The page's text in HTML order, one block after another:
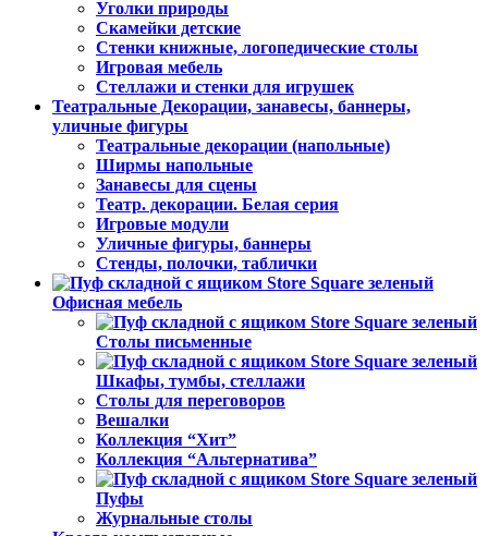
Уголки природы
Скамейки детские
Стенки книжные, логопедические столы
Игровая мебель
Стеллажи и стенки для игрушек
Театральные Декорации, занавесы, баннеры,
уличные фигуры
Театральные декорации (напольные)
Ширмы напольные
Занавесы для сцены
Театр. декорации. Белая серия
Игровые модули
Уличные фигуры, баннеры
Стенды, полочки, таблички
Офисная мебель
Столы письменные
Шкафы, тумбы, стеллажи
Столы для переговоров
Вешалки
Коллекция “Хит”
Коллекция “Альтернатива”
Пуфы
Журнальные столы